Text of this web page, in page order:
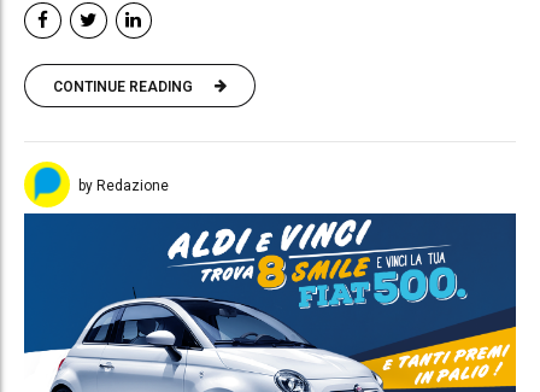
CONTINUE READING
by Redazione